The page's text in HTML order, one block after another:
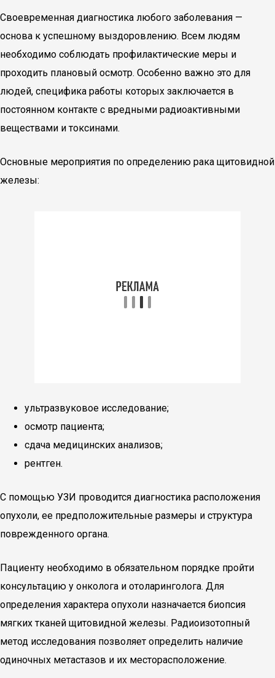
Своевременная диагностика любого заболевания —
основа к успешному выздоровлению. Всем людям
необходимо соблюдать профилактические меры и
проходить плановый осмотр. Особенно важно это для
людей, специфика работы которых заключается в
постоянном контакте с вредными радиоактивными
веществами и токсинами.
Основные мероприятия по определению рака щитовидной
железы:
ультразвуковое исследование;
осмотр пациента;
сдача медицинских анализов;
рентген.
С помощью УЗИ проводится диагностика расположения
опухоли, ее предположительные размеры и структура
поврежденного органа.
Пациенту необходимо в обязательном порядке пройти
консультацию у онколога и отоларинголога. Для
определения характера опухоли назначается биопсия
мягких тканей щитовидной железы. Радиоизотопный
метод исследования позволяет определить наличие
одиночных метастазов и их месторасположение.